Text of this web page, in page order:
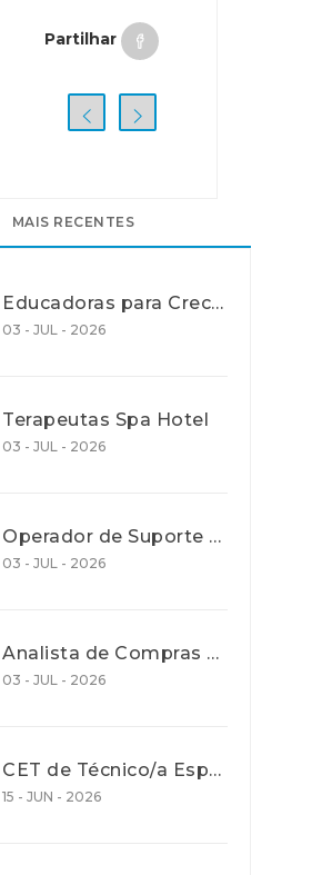
Partilhar
MAIS RECENTES
Educadoras para Creche e J.I., Lisboa
03 - JUL - 2026
Terapeutas Spa Hotel
03 - JUL - 2026
Operador de Suporte Operacional
03 - JUL - 2026
Analista de Compras e Contratos (Banca)
03 - JUL - 2026
CET de Técnico/a Especialista em Comércio Internacional (Nível 5)
15 - JUN - 2026